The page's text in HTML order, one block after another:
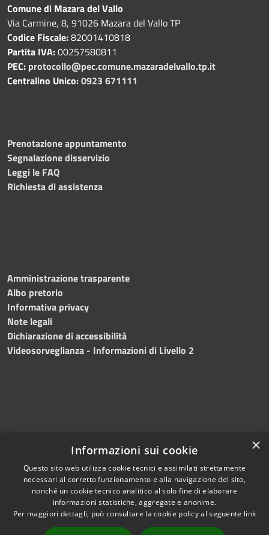
Comune di Mazara del Vallo
Via Carmine, 8, 91026 Mazara del Vallo TP
Codice Fiscale:82001410818
Partita IVA:00257580811
PEC: protocollo@pec.comune.mazaradelvallo.tp.it
Centralino Unico:0923 671111
Prenotazione appuntamento
Segnalazione disservizio
Leggi le FAQ
Richiesta di assistenza
Amministrazione trasparente
Albo pretorio
Informativa privacy
Note legali
Dichiarazione di accessibilità
Videosorveglianza - Informazioni di Livello 2
Accessibilità
Privacy
Copyright © 2024 •
Comune di Mazara del
Vallo• Powered
×
Informazioni sui cookie
Questo sito web utilizza cookie tecnici e assimilati strettamente
necessari al corretto funzionamento e alla navigazione del sito,
nonché un cookie tecnico analitico al solo fine di elaborare
informazioni statistiche, aggregate e anonime.
Per maggiori dettagli, può consultare la cookie policy al seguente link